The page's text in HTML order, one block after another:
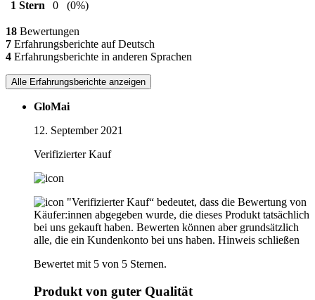
1 Stern
0 (0%)
18 Bewertungen
7 Erfahrungsberichte auf Deutsch
4 Erfahrungsberichte in anderen Sprachen
Alle Erfahrungsberichte anzeigen
GloMai
12. September 2021
Verifizierter Kauf
"Verifizierter Kauf“ bedeutet, dass die Bewertung von
Käufer:innen abgegeben wurde, die dieses Produkt tatsächlich
bei uns gekauft haben. Bewerten können aber grundsätzlich
alle, die ein Kundenkonto bei uns haben. Hinweis schließen
Bewertet mit 5 von 5 Sternen.
Produkt von guter Qualität